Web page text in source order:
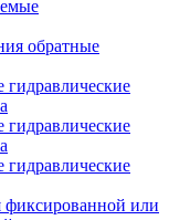
обратные
фиксированной или